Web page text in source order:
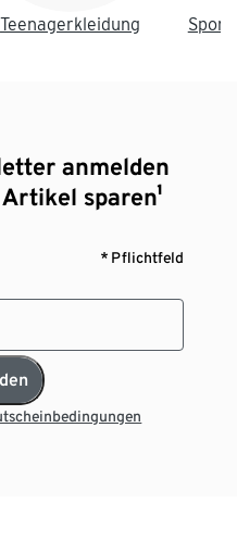
Teenagerkleidung
anmelden
sparen¹
* Pflichtfeld